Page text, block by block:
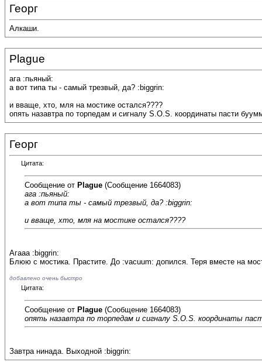
Георг
Алкаши.
Plague
ага :пьяный:
а вот типа ты - самый трезвый, да? :biggrin:
и вваще, хто, мля на мостике остался????
опять назавтра по торпедам и сигналу S.O.S. координаты пасти
Георг
Цитата:
Сообщение от Plague (Сообщение 1664083)
ага :пьяный:
а вот типа ты - самый трезвый, да? :biggrin:
и вваще, хто, мля на мостике остался????
Агааа :biggrin:
Блюю с мостика. Прастите. До :vacuum: допился. Теря вместе на
добавлено очень быстро
Цитата:
Сообщение от Plague (Сообщение 1664083)
опять назавтра по торпедам и сигналу S.O.S. координаты
Завтра нинада. Выходной :biggrin: